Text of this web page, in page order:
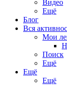
Видео
Ещё
Блог
Вся
Мои
Поиск
Ещё
Ещё
Ещё